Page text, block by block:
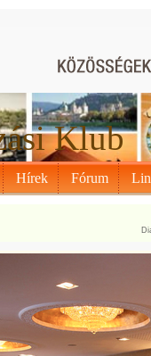
Klub
Hírek Fórum